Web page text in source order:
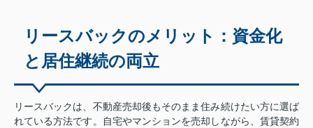
リースバックのメリット：資金化
と居住継続の両立
リースバックは、不動産売却後もそのまま住み続けたい方に選ば
れている方法です。自宅やマンションを売却しながら、賃貸契約